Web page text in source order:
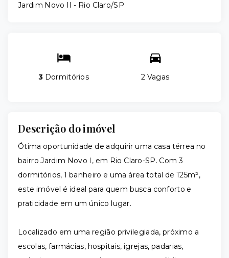
Jardim Novo II - Rio Claro/SP
3 Dormitórios 2 Vagas
Descrição do imóvel
Ótima oportunidade de adquirir uma casa térrea no
bairro Jardim Novo I, em Rio Claro-SP. Com 3
dormitórios, 1 banheiro e uma área total de 125m²,
este imóvel é ideal para quem busca conforto e
praticidade em um único lugar.
Localizado em uma região privilegiada, próximo a
escolas, farmácias, hospitais, igrejas, padarias,